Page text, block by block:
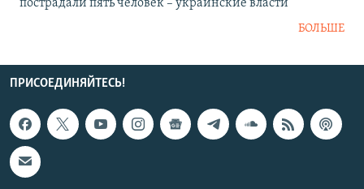
пострадали пять человек – украинские власти
БОЛЬШЕ
ПРИСОЕДИНЯЙТЕСЬ!